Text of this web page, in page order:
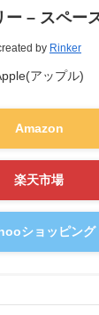
ー – スペー
by Rinker
アップル)
Amazon
楽天市場
ショッピング